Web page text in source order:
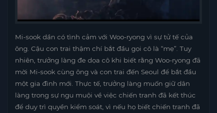
Mi-sook dần có tình cảm với Woo-ryong vì sự tử tế của
ông. Cậu con trai thậm chí bắt đầu gọi cô là “mẹ”. Tuy
nhiên, trưởng làng đe dọa cô khi biết rằng Woo-ryong đã
mời Mi-sook cùng ông và con trai đến Seoul để bắt đầu
một gia đình mới. Thực tế, trưởng làng muốn giữ dân
làng trong sự ngu muội về việc chiến tranh đã kết thúc
để duy trì quyền kiểm soát, vì nếu họ biết chiến tranh đã